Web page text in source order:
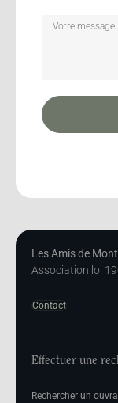
Les Amis de
Association loi
Contact
Effectuer une
Rechercher un